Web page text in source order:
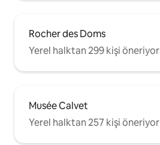
Rocher des Doms
Yerel halktan 299 kişi öneriyor
Musée Calvet
Yerel halktan 257 kişi öneriyor